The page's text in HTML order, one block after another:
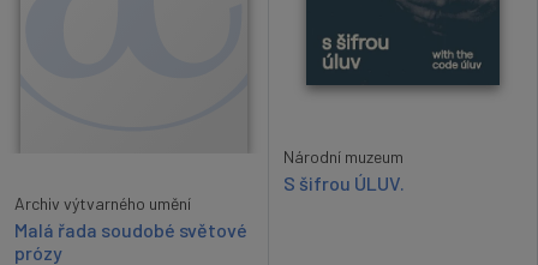
Archiv výtvarného umění
Malá řada soudobé světové
prózy
Národní muzeum
S šifrou ÚLUV.